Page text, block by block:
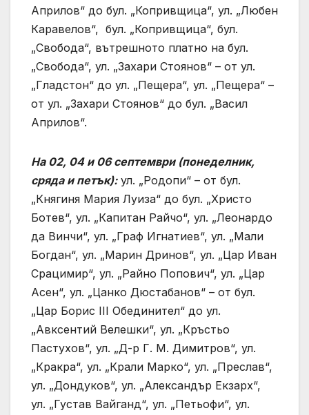
Априлов“ до бул. „Копривщица“, ул. „Любен
Каравелов“, бул. „Копривщица“, бул.
„Свобода“, вътрешното платно на бул.
„Свобода“, ул. „Захари Стоянов“ – от ул.
„Гладстон“ до ул. „Пещера“, ул. „Пещера“ –
от ул. „Захари Стоянов“ до бул. „Васил
Априлов“.
На 02, 04 и 06 септември (понеделник,
сряда и петък):ул. „Родопи“ – от бул.
„Княгиня Мария Луиза“ до бул. „Христо
Ботев“, ул. „Капитан Райчо“, ул. „Леонардо
да Винчи“, ул. „Граф Игнатиев“, ул. „Мали
Богдан“, ул. „Марин Дринов“, ул. „Цар Иван
Срацимир“, ул. „Райно Попович“, ул. „Цар
Асен“, ул. „Цанко Дюстабанов“ – от бул.
„Цар Борис III Обединител“ до ул.
„Авксентий Велешки“, ул. „Кръстьо
Пастухов“, ул. „Д-р Г. М. Димитров“, ул.
„Кракра“, ул. „Крали Марко“, ул. „Преслав“,
ул. „Дондуков“, ул. „Александър Екзарх“,
ул. „Густав Вайганд“, ул. „Петьофи“, ул.